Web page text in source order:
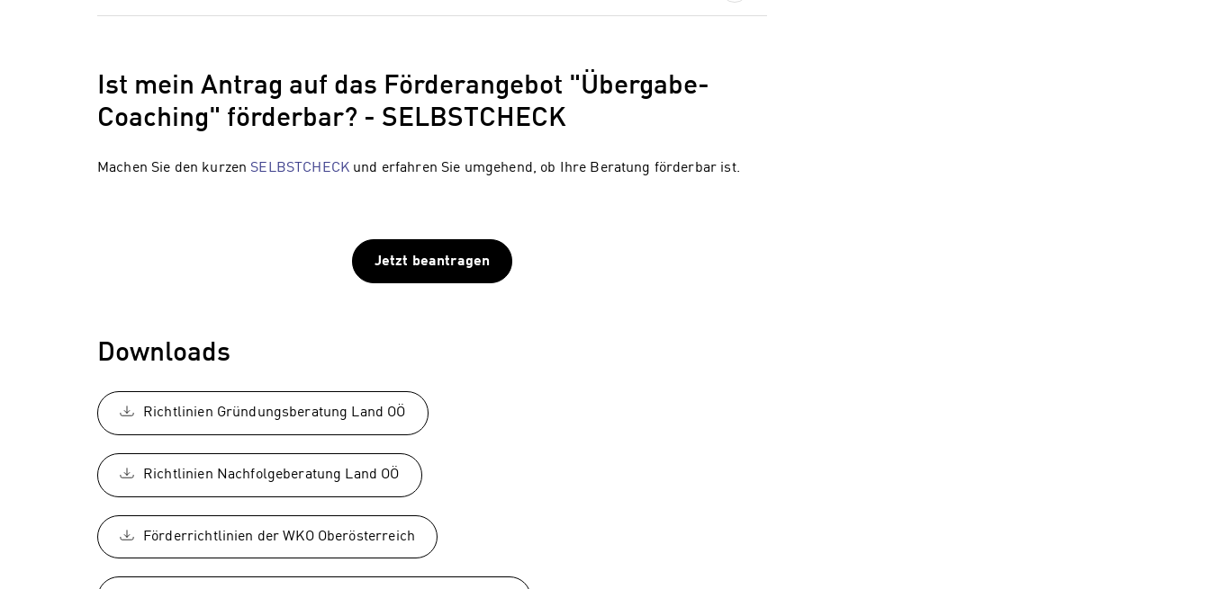
Ist mein Antrag auf das Förderangebot "Übergabe-
Coaching" förderbar? - SELBSTCHECK
Machen Sie den kurzen SELBSTCHECK und erfahren Sie umgehend, ob Ihre Beratung förderbar ist.
Jetzt beantragen
Downloads
Richtlinien Gründungsberatung Land OÖ
Richtlinien Nachfolgeberatung Land OÖ
Förderrichtlinien der WKO Oberösterreich